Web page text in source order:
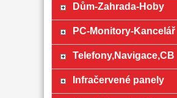
Dům-Zahrada-Hoby
PC-Monitory-Kancelář
Telefony,Navigace,CB
Infračervené panely